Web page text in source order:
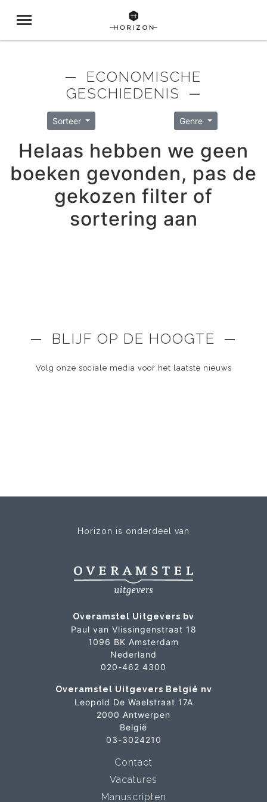
─ ECONOMISCHE
GESCHIEDENIS ─
Sorteer Genre
Helaas hebben we geen
boeken gevonden, pas de
gekozen filter of
sortering aan
─ BLIJF OP DE HOOGTE ─
Volg onze sociale media voor het laatste nieuws
Horizon is onderdeel van
Overamstel Uitgevers bv
Paul van Vlissingenstraat 18
1096 BK Amsterdam
Nederland
020-462 4300
Overamstel Uitgevers België nv
Leopold De Waelstraat 17A
2000 Antwerpen
België
03-3024210
Contact
Vacatures
Manuscripten